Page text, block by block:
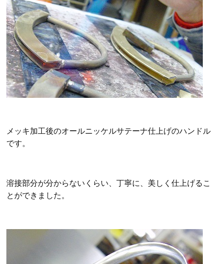
メッキ加工後のオールニッケルサテーナ仕上げのハンドル
です。
溶接部分が分からないくらい、丁寧に、美しく仕上げるこ
とができました。